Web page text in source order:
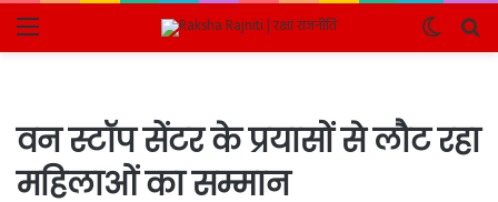
Menu
Switch
skin
वन स्टॉप सेंटर के प्रयासों से लौट रहा
महिलाओं का सम्मान